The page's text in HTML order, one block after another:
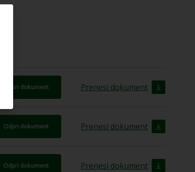
Odpri dokument Prenesi dokument
Odpri dokument Prenesi dokument
Odpri dokument Prenesi dokument